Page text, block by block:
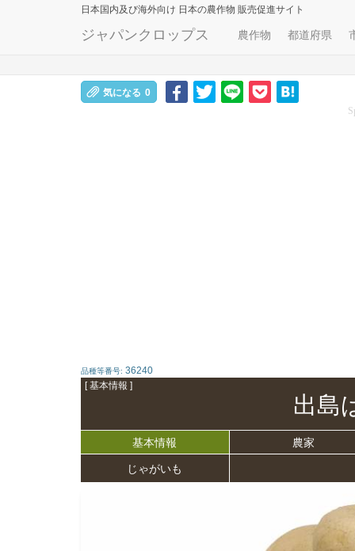
日本国内及び海外向け 日本の農作物 販売促進サイト
ジャパンクロップス 農作物 都道府県
気になる 0
品種等番号: 36240
[ 基本情報 ]
出島
基本情報 農家
じゃがいも